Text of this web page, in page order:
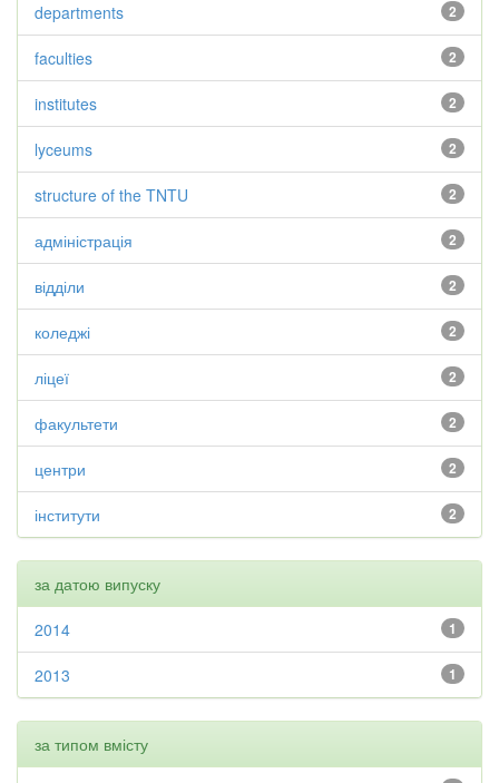
2
departments
2
faculties
2
institutes
2
lyceums
2
structure of the TNTU
2
адміністрація
2
відділи
2
коледжі
2
ліцеї
2
факультети
2
центри
2
інститути
за датою випуску
1
2014
1
2013
за типом вмісту